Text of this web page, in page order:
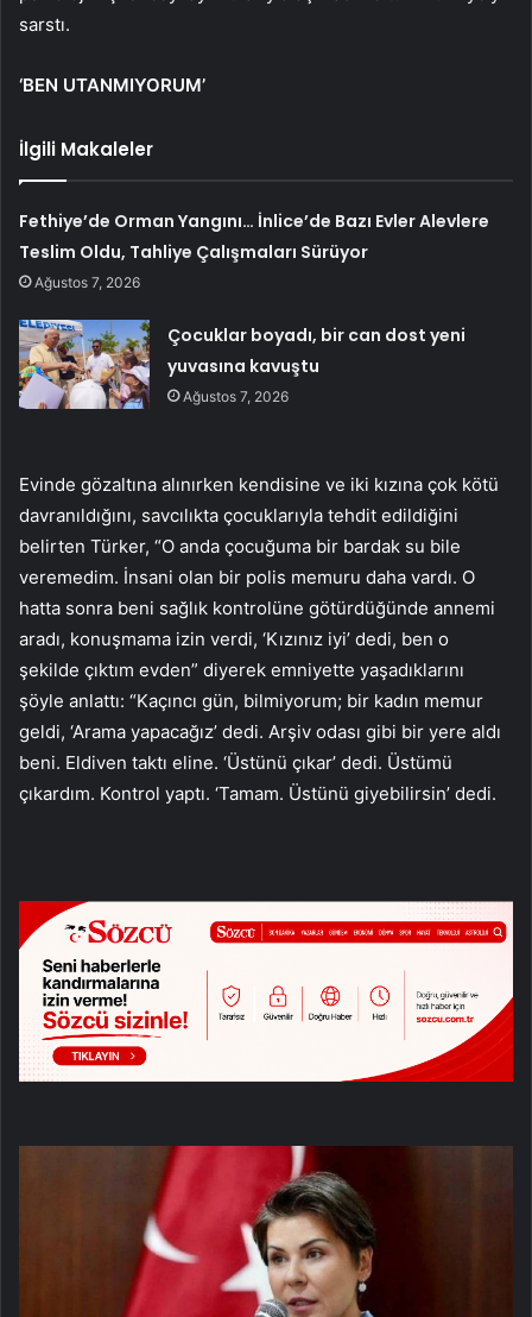
sarstı.
‘BEN UTANMIYORUM’
İlgili Makaleler
Fethiye’de Orman Yangını… İnlice’de Bazı Evler Alevlere
Teslim Oldu, Tahliye Çalışmaları Sürüyor
Ağustos 7, 2026
Çocuklar boyadı, bir can dost yeni
yuvasına kavuştu
Ağustos 7, 2026
Evinde gözaltına alınırken kendisine ve iki kızına çok kötü
davranıldığını, savcılıkta çocuklarıyla tehdit edildiğini
belirten Türker, “O anda çocuğuma bir bardak su bile
veremedim. İnsani olan bir polis memuru daha vardı. O
hatta sonra beni sağlık kontrolüne götürdüğünde annemi
aradı, konuşmama izin verdi, ‘Kızınız iyi’ dedi, ben o
şekilde çıktım evden” diyerek emniyette yaşadıklarını
şöyle anlattı: “Kaçıncı gün, bilmiyorum; bir kadın memur
geldi, ‘Arama yapacağız’ dedi. Arşiv odası gibi bir yere aldı
beni. Eldiven taktı eline. ‘Üstünü çıkar’ dedi. Üstümü
çıkardım. Kontrol yaptı. ‘Tamam. Üstünü giyebilirsin’ dedi.